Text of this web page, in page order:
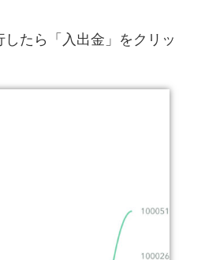
たら「入出金」をクリッ